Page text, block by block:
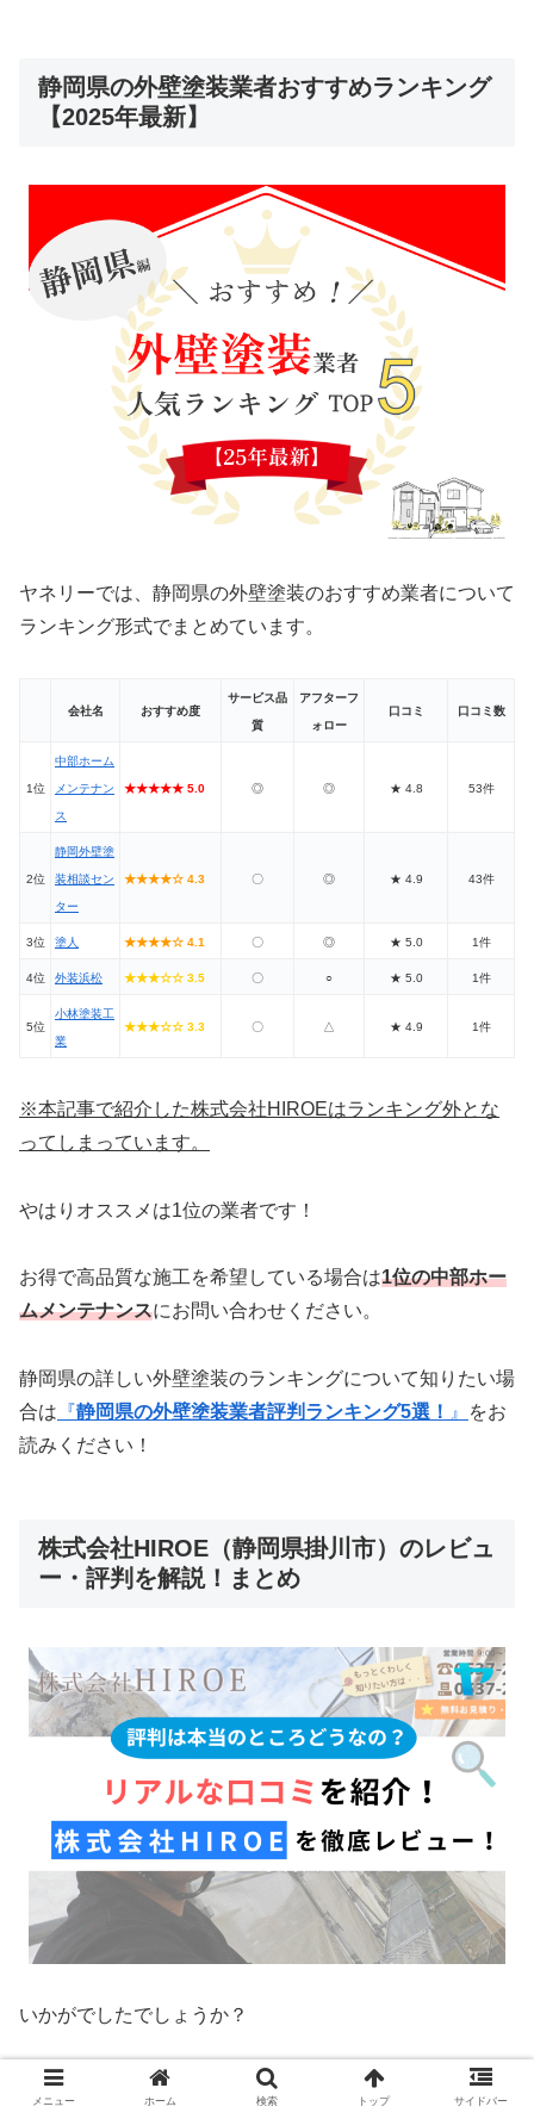
静岡県の外壁塗装業者おすすめランキング
【2025年最新】
ヤネリーでは、静岡県の外壁塗装のおすすめ業者について
ランキング形式でまとめています。
会社名 おすすめ度
サービス品
質
アフターフ
ォロー
口コミ 口コミ数
1位
中部ホーム
メンテナン
ス
★★★★★ 5.0 ◎ ◎ ★ 4.8 53件
2位
静岡外壁塗
装相談セン
ター
★★★★☆ 4.3 〇 ◎ ★ 4.9 43件
3位 塗人 ★★★★☆ 4.1 〇 ◎ ★ 5.0 1件
4位 外装浜松 ★★★☆☆ 3.5 〇 ○ ★ 5.0 1件
5位
小林塗装工
業
★★★☆☆ 3.3 〇 △ ★ 4.9 1件
※本記事で紹介した株式会社HIROEはランキング外とな
ってしまっています。
やはりオススメは1位の業者です！
お得で高品質な施工を希望している場合は1位の中部ホー
ムメンテナンスにお問い合わせください。
静岡県の詳しい外壁塗装のランキングについて知りたい場
合は 『静岡県の外壁塗装業者評判ランキング5選！ 』
をお
読みください！
株式会社HIROE（静岡県掛川市）のレビュ
ー・評判を解説！まとめ
いかがでしたでしょうか？
今回は、2025年最新の情報をもとに、
株式会社HIROEの
メニュー ホーム 検索 トップ サイドバー